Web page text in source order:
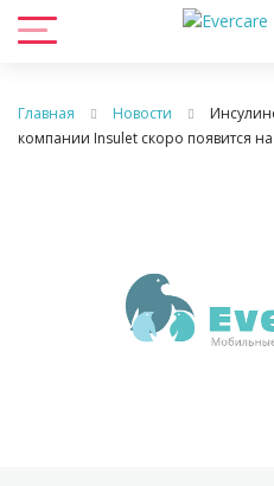
Главная Новости
компании Insulet скоро появится